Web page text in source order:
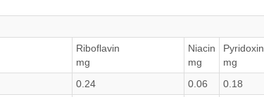
Riboflavin
mg
Niacin
mg
Pyridoxin
mg
0.24 0.06 0.18